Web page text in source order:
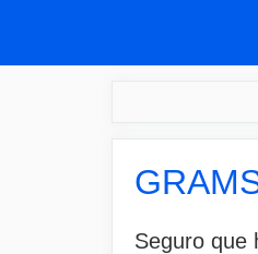
Seguro que